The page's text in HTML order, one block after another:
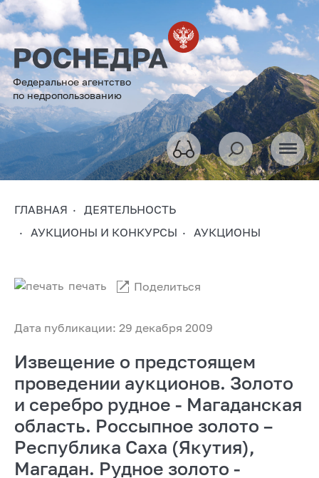
Федеральное агентство
по недропользованию
ГЛАВНАЯ
ДЕЯТЕЛЬНОСТЬ
АУКЦИОНЫ И КОНКУРСЫ
АУКЦИОНЫ
Дата публикации: 29 декабря 2009
печать Поделиться
Извещение о предстоящем
проведении аукционов. Золото
и серебро рудное - Магаданская
область. Россыпное золото –
Республика Саха (Якутия),
Магадан. Рудное золото -